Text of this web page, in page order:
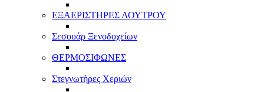
ΕΞΑΕΡΙΣΤΗΡΕΣ ΛΟΥΤΡΟΥ
Σεσουάρ Ξενοδοχείων
ΘΕΡΜΟΣΙΦΩΝΕΣ
Στεγνωτήρες Χεριών